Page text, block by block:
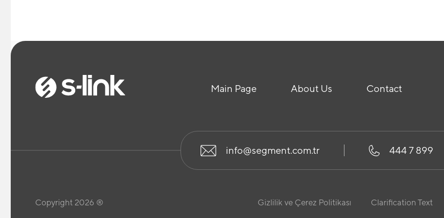
Main Page About Us Contact
info@segment.com.tr 444 7 899
Copyright 2026 ® Gizlilik ve Çerez Politikası Clarification Text